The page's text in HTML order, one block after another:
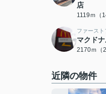
店
1119ｍ（
ファースト
マクド
2170ｍ（
近隣の物件